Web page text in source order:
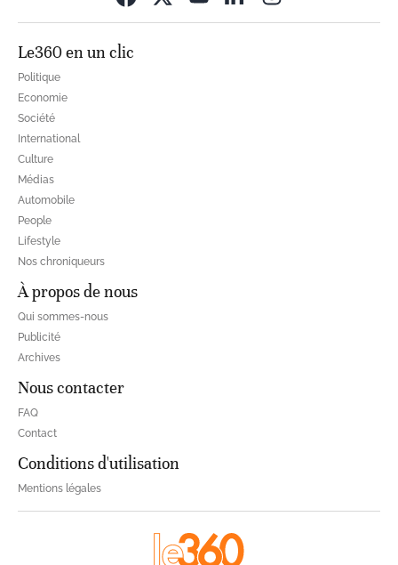
Le360 en un clic
Politique
Economie
Société
International
Culture
Médias
Automobile
People
Lifestyle
Nos chroniqueurs
À propos de nous
Qui sommes-nous
Publicité
Archives
Nous contacter
FAQ
Contact
Conditions d'utilisation
Mentions légales